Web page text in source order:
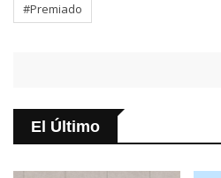
#Premiado
El Último